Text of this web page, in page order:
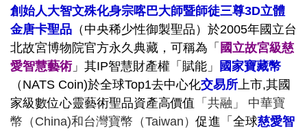
創始人大智文殊化身宗喀巴大師暨師徒三尊3D立體
金唐卡聖品 （中央稀少性御製聖品）於2005年國立台
北故宮博物院官方永久典藏，可稱為「 國立故宮級慈
愛智慧藝術」其IP智慧財產權「賦能」 國家寶藏幣
（NATS Coin)於全球Top1去中心化交易所上市,其國
家級數位心靈藝術聖品資產高價值 「共融」 中華寶
幣（China)和台灣寶幣（Taiwan）促進「全球慈愛智